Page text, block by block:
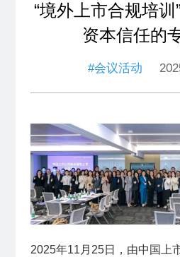
“境外上市合规培
资本信任的
#会议活动
2025年11月25日，由中国上